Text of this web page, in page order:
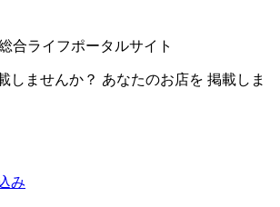
合ライフポータルサイト
しませんか？ あなたのお店を 掲載しま
み